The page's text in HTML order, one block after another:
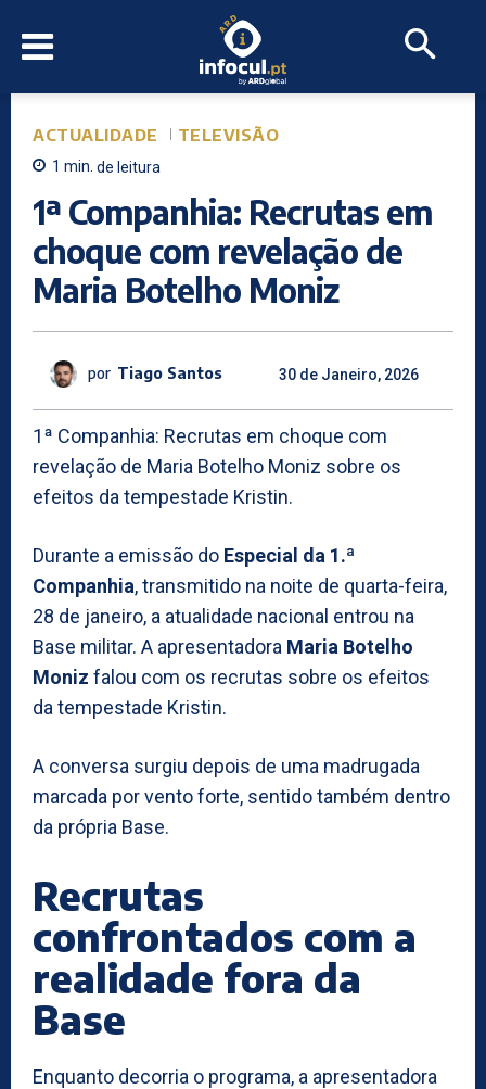
ACTUALIDADE TELEVISÃO
1 min. de leitura
1ª Companhia: Recrutas em
choque com revelação de
Maria Botelho Moniz
por Tiago Santos 30 de Janeiro, 2026
1ª Companhia: Recrutas em choque com
revelação de Maria Botelho Moniz sobre os
efeitos da tempestade Kristin.
Durante a emissão do Especial da 1.ª
Companhia, transmitido na noite de quarta-feira,
28 de janeiro, a atualidade nacional entrou na
Base militar. A apresentadora Maria Botelho
Moniz falou com os recrutas sobre os efeitos
da tempestade Kristin.
A conversa surgiu depois de uma madrugada
marcada por vento forte, sentido também dentro
da própria Base.
Recrutas
confrontados com a
realidade fora da
Base
Enquanto decorria o programa, a apresentadora